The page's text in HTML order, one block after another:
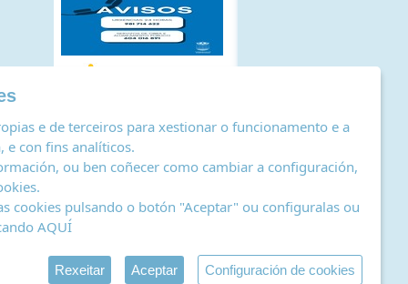
de actividades de tratamento
e de terceiros para xestionar o funcionamento e a
e con fins analíticos.
ou ben coñecer como cambiar a configuración,
.
cookies pulsando o botón "Aceptar" ou configuralas ou
AQUÍ
Rexeitar Aceptar Configuración de cookies